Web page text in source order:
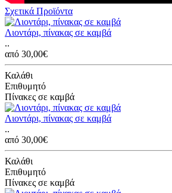
Σχετικά Προϊόντα
Λιοντάρι, πίνακας σε καμβά
..
από 30,00€
Καλάθι
Επιθυμητό
Πίνακες σε καμβά
Λιοντάρι, πίνακας σε καμβά
..
από 30,00€
Καλάθι
Επιθυμητό
Πίνακες σε καμβά